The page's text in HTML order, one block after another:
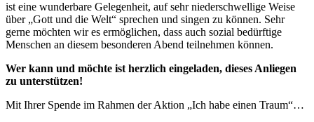
ist eine wunderbare Gelegenheit, auf sehr niederschwellige Weise
über „Gott und die Welt“ sprechen und singen zu können. Sehr
gerne möchten wir es ermöglichen, dass auch sozial bedürftige
Menschen an diesem besonderen Abend teilnehmen können.
Wer kann und möchte ist herzlich eingeladen, dieses Anliegen
zu unterstützen!
Mit Ihrer Spende im Rahmen der Aktion „Ich habe einen Traum“…